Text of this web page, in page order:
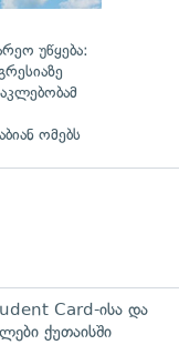
უწყება:
ომებს
Card-ისა და
ქუთაისში